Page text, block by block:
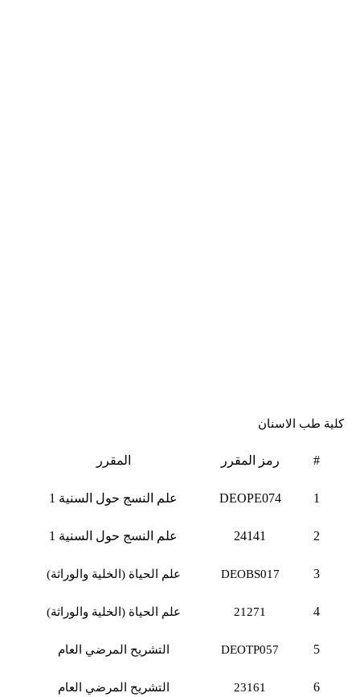
كلية طب الاسنان
# رمز المقرر المقرر
1
DEOPE074 علم النسج حول السنية 1
2
24141 علم النسج حول السنية 1
3
DEOBS017 علم الحياة (الخلية والوراثة)
4
21271 علم الحياة (الخلية والوراثة)
5
DEOTP057 التشريح المرضي العام
6
23161 التشريح المرضي العام